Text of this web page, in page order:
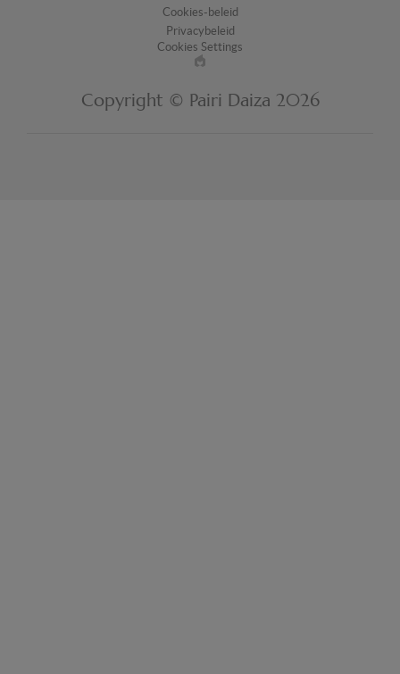
Cookies-beleid
Privacybeleid
Cookies Settings
Made
by
Copyright © Pairi Daiza 2026